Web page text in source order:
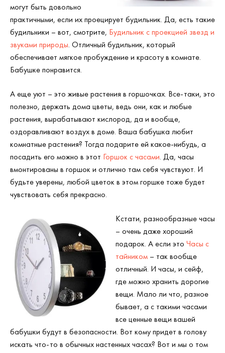
могут быть довольно
практичными, если их проецирует будильник. Да, есть такие
будильники – вот, смотрите, Будильник с проекцией звезд и
звуками природы. Отличный будильник, который
обеспечивает мягкое пробуждение и красоту в комнате.
Бабушке понравится.
А еще уют – это живые растения в горшочках. Все-таки, это
полезно, держать дома цветы, ведь они, как и любые
растения, вырабатывают кислород, да и вообще,
оздоравливают воздух в доме. Ваша бабушка любит
комнатные растения? Тогда подарите ей какое-нибудь, а
посадить его можно в этот Горшок с часами. Да, часы
вмонтированы в горшок и отлично там себя чувствуют. И
будьте уверены, любой цветок в этом горшке тоже будет
чувствовать себя прекрасно.
Кстати, разнообразные часы
– очень даже хороший
подарок. А если это Часы с
тайником – так вообще
отличный. И часы, и сейф,
где можно хранить дорогие
вещи. Мало ли что, разное
бывает, а с такими часами
все ценные вещи вашей
бабушки будут в безопасности. Вот кому придет в голову
искать что-то в обычных настенных часах? Вот и мы о том